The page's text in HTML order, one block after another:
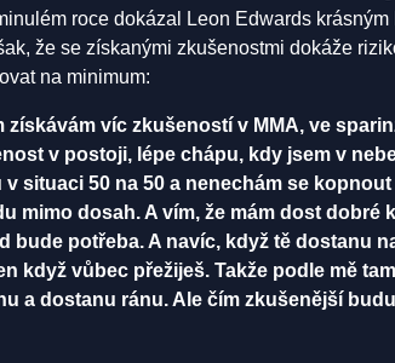
roce dokázal Leon Edwards
že se získanými zkušenostmi dokáže
na minimum:
získávám víc zkušeností v MMA, ve
v postoji, lépe chápu, kdy jsem v
v situaci 50 na 50 a nenechám se
mimo dosah. A vím, že mám dost dobré
bude potřeba. A navíc, když tě dostanu
když vůbec přežiješ. Takže podle mě
a dostanu ránu. Ale čím zkušenější